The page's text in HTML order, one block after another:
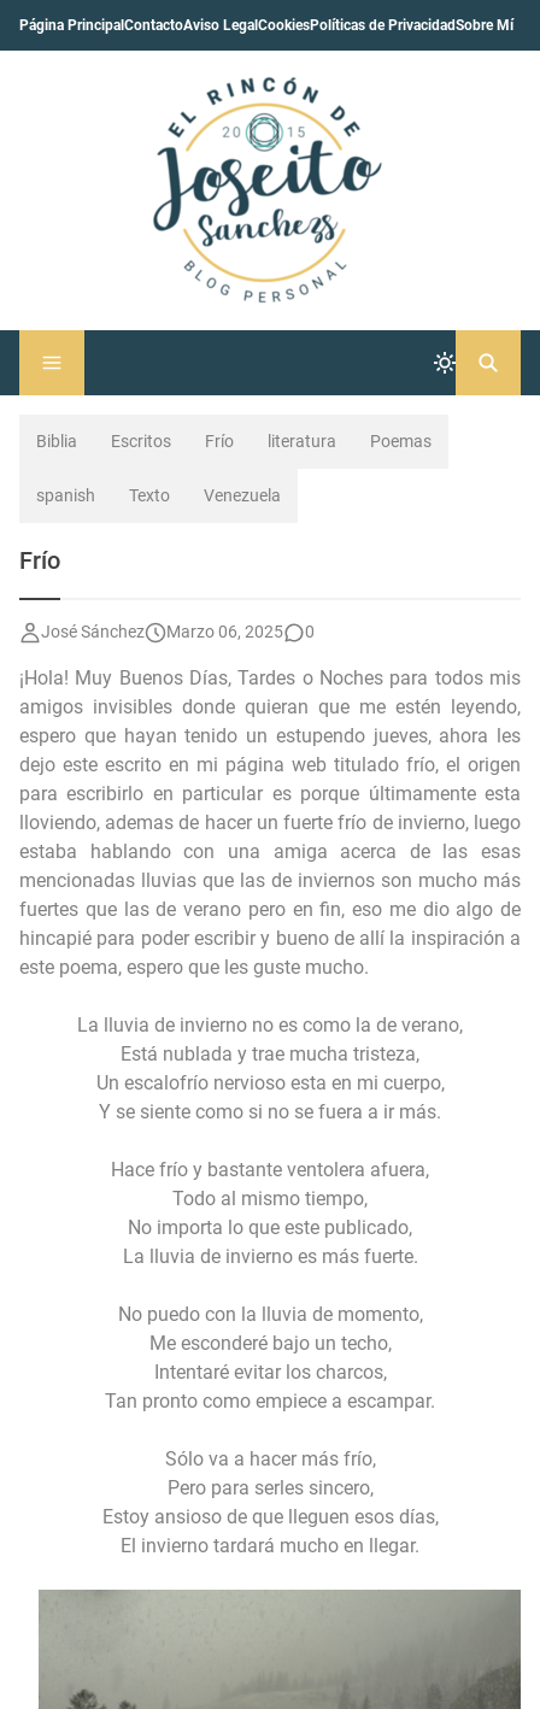
Página Principal ContactoAviso Legal CookiesPolíticas de PrivacidadSobre Mí
Biblia Escritos Frío literatura Poemas
spanish Texto Venezuela
Frío
José Sánchez Marzo 06, 2025 0
¡Hola! Muy Buenos Días, Tardes o Noches para todos mis
amigos invisibles donde quieran que me estén leyendo,
espero que hayan tenido un estupendo jueves, ahora les
dejo este escrito en mi página web titulado frío, el origen
para escribirlo en particular es porque últimamente esta
lloviendo, ademas de hacer un fuerte frío de invierno, luego
estaba hablando con una amiga acerca de las esas
mencionadas lluvias que las de inviernos son mucho más
fuertes que las de verano pero en fin, eso me dio algo de
hincapié para poder escribir y bueno de allí la inspiración a
este poema, espero que les guste mucho.
La lluvia de invierno no es como la de verano,
Está nublada y trae mucha tristeza,
Un escalofrío nervioso esta en mi cuerpo,
Y se siente como si no se fuera a ir más.
Hace frío y bastante ventolera afuera,
Todo al mismo tiempo,
No importa lo que este publicado,
La lluvia de invierno es más fuerte.
No puedo con la lluvia de momento,
Me esconderé bajo un techo,
Intentaré evitar los charcos,
Tan pronto como empiece a escampar.
Sólo va a hacer más frío,
Pero para serles sincero,
Estoy ansioso de que lleguen esos días,
El invierno tardará mucho en llegar.